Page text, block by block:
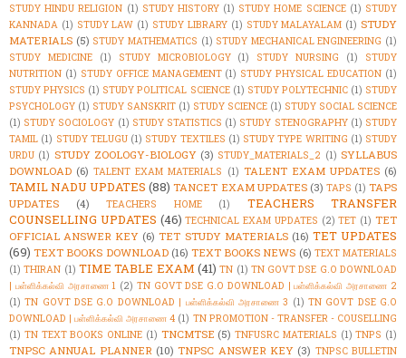
STUDY HINDU RELIGION (1) STUDY HISTORY (1) STUDY HOME SCIENCE (1) STUDY
KANNADA (1) STUDY LAW (1) STUDY LIBRARY (1) STUDY MALAYALAM (1) STUDY
MATERIALS (5) STUDY MATHEMATICS (1) STUDY MECHANICAL ENGINEERING (1)
STUDY MEDICINE
(1) STUDY MICROBIOLOGY (1) STUDY NURSING (1)
STUDY
NUTRITION (1) STUDY OFFICE MANAGEMENT (1) STUDY PHYSICAL EDUCATION (1)
STUDY PHYSICS (1) STUDY POLITICAL SCIENCE (1) STUDY POLYTECHNIC (1) STUDY
PSYCHOLOGY (1) STUDY SANSKRIT (1) STUDY SCIENCE (1) STUDY SOCIAL SCIENCE
(1) STUDY SOCIOLOGY (1) STUDY STATISTICS (1) STUDY STENOGRAPHY (1) STUDY
TAMIL (1) STUDY TELUGU (1) STUDY TEXTILES (1) STUDY TYPE WRITING (1) STUDY
URDU (1) STUDY ZOOLOGY-BIOLOGY (3) STUDY_MATERIALS_2 (1) SYLLABUS
DOWNLOAD (6) TALENT EXAM MATERIALS (1) TALENT EXAM UPDATES (6)
TAMIL NADU UPDATES (88) TANCET EXAM UPDATES (3) TAPS (1) TAPS
UPDATES
(4) TEACHERS HOME (1)
TEACHERS TRANSFER
COUNSELLING UPDATES (46) TECHNICAL EXAM UPDATES (2) TET (1) TET
OFFICIAL ANSWER KEY (6) TET STUDY MATERIALS (16) TET UPDATES
(69) TEXT BOOKS DOWNLOAD (16) TEXT BOOKS NEWS (6) TEXT MATERIALS
(1) THIRAN (1) TIME TABLE EXAM (41) TN (1) TN GOVT DSE G.O DOWNLOAD
| பள்ளிக்கல்வி அரசாணை 1 (2) TN GOVT DSE G.O DOWNLOAD | பள்ளிக்கல்வி அரசாணை 2
(1) TN GOVT DSE G.O DOWNLOAD | பள்ளிக்கல்வி அரசாணை 3 (1) TN GOVT DSE G.O
DOWNLOAD | பள்ளிக்கல்வி அரசாணை 4 (1) TN PROMOTION - TRANSFER - COUSELLING
(1) TN TEXT BOOKS ONLINE (1) TNCMTSE (5) TNFUSRC MATERIALS (1) TNPS (1)
TNPSC ANNUAL PLANNER (10) TNPSC ANSWER KEY (3) TNPSC BULLETIN